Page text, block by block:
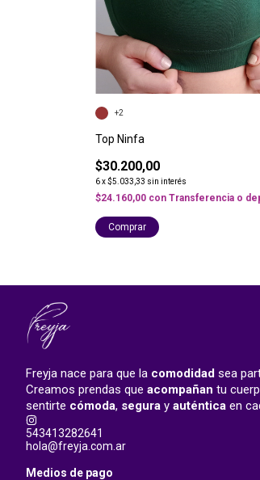
Top Ninfa
$30.200,00
6x$5.033,33 sin interés
$24.160,00 con Transferencia o
+2
Comprar
Freyja nace para que la comodidad sea
Creamos prendas que acompañan tu
sentirte cómoda, segura y auténtica en
543413282641
hola@freyja.com.ar
Medios de pago